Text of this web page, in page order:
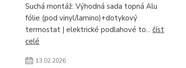
Suchá montáž: Výhodná sada topná Alu
fólie (pod vinyl/lamino)+dotykový
termostat | elektrické podlahové to... číst
celé
13.02.2026